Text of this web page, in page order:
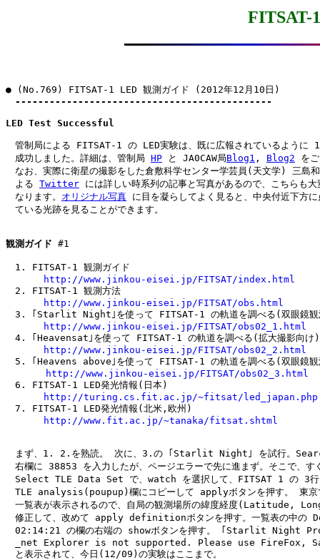
FITSAT-
● (No.769) FITSAT-1 LED 観測ガイド (2012年12月10日)
---------------------------------------------
LED Test Successful
管制局による FITSAT-1 の LED実験は、既に広報されているように
成功しました。詳細は、管制局 HP と JA0CAW局Blog1 , Blog2 を
なお、実際に衛星の撮影をした倉敷科学センター学芸員(天文学) 三島
よる Twitter には詳しい時系列の記事と写真があるので、こちらも大
なります。 オリジナル写真 に目を凝らしてよく見ると、中央付近下方に
ている光跡を見ることができます。
観測ガイド #1
1. FITSAT-1 観測ガイド
http://www.jinkou-eisei.jp/FITSAT/index.html
2. FITSAT-1 観測方法
http://www.jinkou-eisei.jp/FITSAT/obs.html
3. ｢Starlit Night｣を使って FITSAT-1 の軌道を調べる(双眼鏡観
http://www.jinkou-eisei.jp/FITSAT/obs02_1.html
4. ｢Heavensat｣を使って FITSAT-1 の軌道を調べる(拡大撮影向け)
http://www.jinkou-eisei.jp/FITSAT/obs02_2.html
5. ｢Heavens above｣を使って FITSAT-1 の軌道を調べる(双眼鏡観
http://www.jinkou-eisei.jp/FITSAT/obs02_3.html
6. FITSAT-1 LED発光情報(日本)
http://turing.cs.fit.ac.jp/~fitsat/led_japan.php
7. FITSAT-1 LED発光情報(北米,欧州)
http://www.fit.ac.jp/~tanaka/fitsat.shtml
まず、1. 2.を熟読。 次に、3.の ｢Starlit Night｣ を試行。
右欄に 38853 を入力したが、ページエラーで先に進まず。そこで、す
Select TLE Data Set で、watch を選択して、FITSAT 1 の 3行
TLE analysis(poupup)欄にコピーして applyボタンを押す。 東京
一覧表が表示されるので、自局の観測場所の緯度経度(Latitude,
修正して、改めて apply definitionボタンを押す。一覧表の中の
02:14:21 の欄の右端の showボタンを押す。 ｢Starlit Night
_net Explorer is not supported. Please use FireFox,
と表示されて、今日(12/09)の実験はここまで。